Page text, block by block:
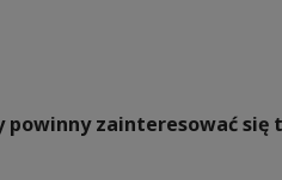
zainteresować